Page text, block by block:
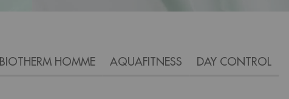
BIOTHERM HOMME AQUAFITNESS DAY CONTROL